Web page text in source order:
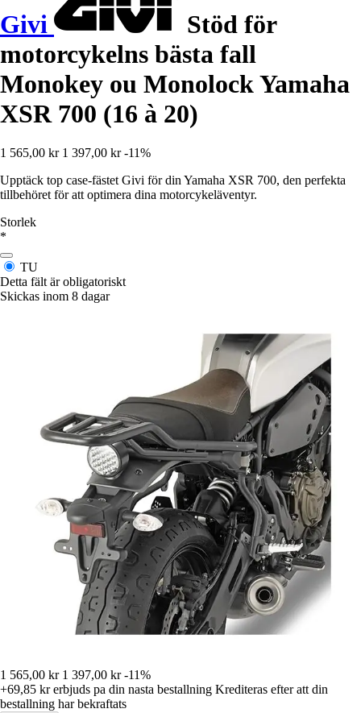
Givi
Stöd för
motorcykelns bästa fall
Monokey ou Monolock Yamaha
XSR 700 (16 à 20)
1 565,00 kr 1 397,00 kr -11%
Upptäck top case-fästet Givi för din Yamaha XSR 700, den perfekta
tillbehöret för att optimera dina motorcykeläventyr.
Storlek
*
TU
Detta fält är obligatoriskt
Skickas inom 8 dagar
1 565,00 kr 1 397,00 kr -11%
+69,85 krerbjuds pa din nasta bestallning Krediteras efter att din
bestallning har bekraftats